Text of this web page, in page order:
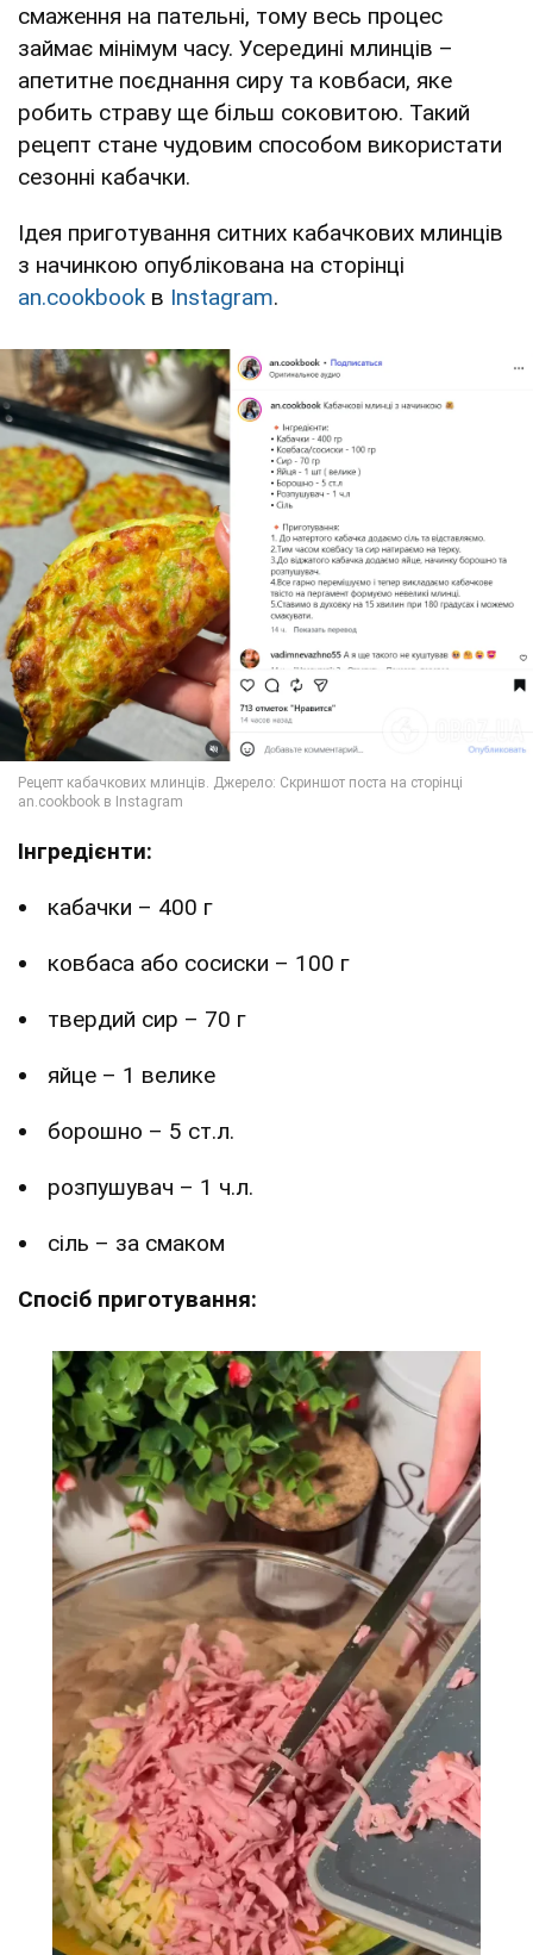
смаження на пательні, тому весь процес
займає мінімум часу. Усередині млинців –
апетитне поєднання сиру та ковбаси, яке
робить страву ще більш соковитою. Такий
рецепт стане чудовим способом використати
сезонні кабачки.
Ідея приготування ситних кабачкових млинців
з начинкою опублікована на сторінці
an.cookbook в Instagram.
Інгредієнти:
кабачки – 400 г
ковбаса або сосиски – 100 г
твердий сир – 70 г
яйце – 1 велике
борошно – 5 ст.л.
розпушувач – 1 ч.л.
сіль – за смаком
Спосіб приготування: